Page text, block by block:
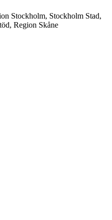
Stockholm, Stockholm Stad,
Region Skåne